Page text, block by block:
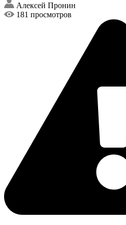
Алексей Пронин
181 просмотров